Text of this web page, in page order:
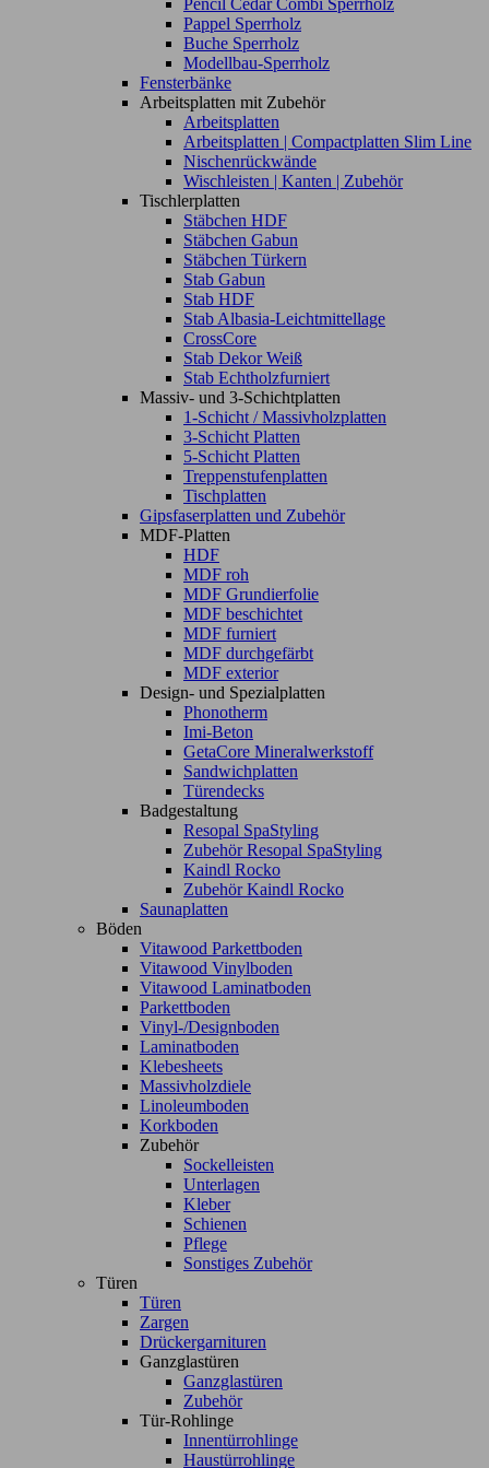
Pencil Cedar Combi Sperrholz
Pappel Sperrholz
Buche Sperrholz
Modellbau-Sperrholz
Fensterbänke
Arbeitsplatten mit Zubehör
Arbeitsplatten
Arbeitsplatten | Compactplatten Slim Line
Nischenrückwände
Wischleisten | Kanten | Zubehör
Tischlerplatten
Stäbchen HDF
Stäbchen Gabun
Stäbchen Türkern
Stab Gabun
Stab HDF
Stab Albasia-Leichtmittellage
CrossCore
Stab Dekor Weiß
Stab Echtholzfurniert
Massiv- und 3-Schichtplatten
1-Schicht / Massivholzplatten
3-Schicht Platten
5-Schicht Platten
Treppenstufenplatten
Tischplatten
Gipsfaserplatten und Zubehör
MDF-Platten
HDF
MDF roh
MDF Grundierfolie
MDF beschichtet
MDF furniert
MDF durchgefärbt
MDF exterior
Design- und Spezialplatten
Phonotherm
Imi-Beton
GetaCore Mineralwerkstoff
Sandwichplatten
Türendecks
Badgestaltung
Resopal SpaStyling
Zubehör Resopal SpaStyling
Kaindl Rocko
Zubehör Kaindl Rocko
Saunaplatten
Böden
Vitawood Parkettboden
Vitawood Vinylboden
Vitawood Laminatboden
Parkettboden
Vinyl-/Designboden
Laminatboden
Klebesheets
Massivholzdiele
Linoleumboden
Korkboden
Zubehör
Sockelleisten
Unterlagen
Kleber
Schienen
Pflege
Sonstiges Zubehör
Türen
Türen
Zargen
Drückergarnituren
Ganzglastüren
Ganzglastüren
Zubehör
Tür-Rohlinge
Innentürrohlinge
Haustürrohlinge